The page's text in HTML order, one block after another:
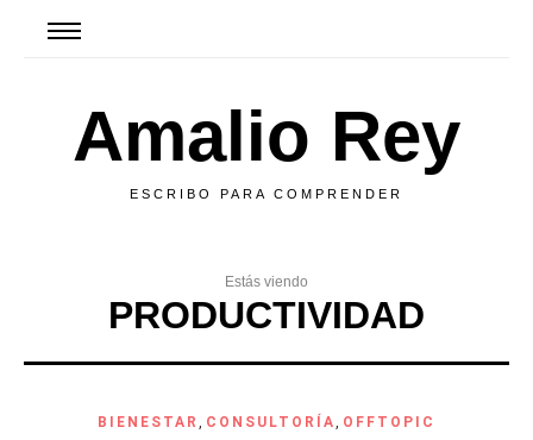
Amalio Rey
ESCRIBO PARA COMPRENDER
Estás viendo
PRODUCTIVIDAD
BIENESTAR , CONSULTORÍA, OFFTOPIC